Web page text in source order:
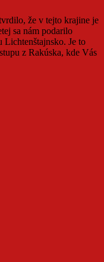
že v tejto krajine je
sa nám podarilo
Je to
z Rakúska, kde Vás